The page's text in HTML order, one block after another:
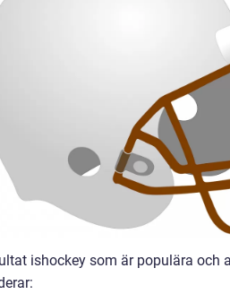
ishockey som är populära och